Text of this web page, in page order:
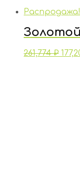
Распродажа!
261,774₽